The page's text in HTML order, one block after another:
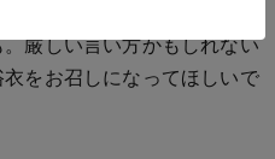
けど、そうするととても子
厳しい言い方かもしれない
をお召しになってほしいで